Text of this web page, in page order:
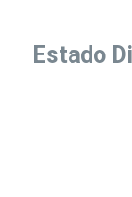
Estado